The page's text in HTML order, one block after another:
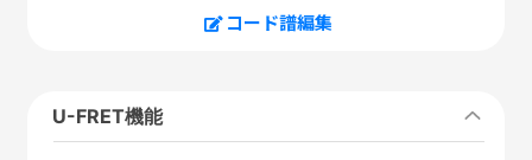
コード譜編集
U-FRET機能